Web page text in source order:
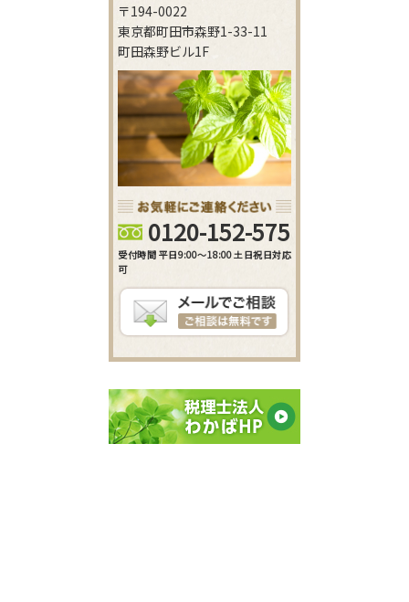
〒194-0022
東京都町田市森野1-33-11
町田森野ビル1F
0120-152-575
受付時間 平日9:00～18:00 土日祝日対応
可